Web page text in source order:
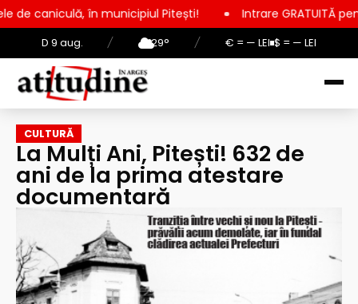
D 9 aug. / 29° / € = — LEI $ = — LEI
municipiul Pitești! Intrare GRATUITĂ pentru copii,
CULTURĂ
La Mulți Ani, Pitești! 632 de
ani de la prima atestare
documentară